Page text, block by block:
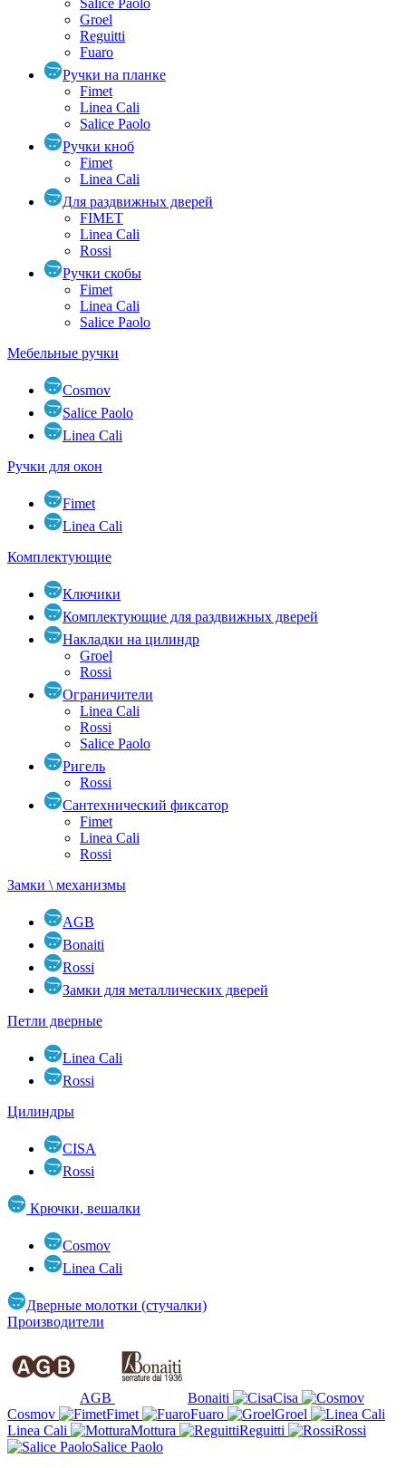
Groel
Reguitti
Fuaro
Ручки на планке
Fimet
Linea Cali
Salice Paolo
Ручки кноб
Fimet
Linea Cali
Для раздвижных дверей
FIMET
Linea Cali
Rossi
Ручки скобы
Fimet
Linea Cali
Salice Paolo
Мебельные ручки
Cosmov
Salice Paolo
Linea Cali
Ручки для окон
Fimet
Linea Cali
Комплектующие
Ключики
Комплектующие для раздвижных дверей
Накладки на цилиндр
Groel
Rossi
Ограничители
Linea Cali
Rossi
Salice Paolo
Ригель
Rossi
Сантехнический фиксатор
Fimet
Linea Cali
Rossi
Замки \ механизмы
AGB
Bonaiti
Rossi
Замки для металлических дверей
Петли дверные
Linea Cali
Rossi
Цилиндры
CISA
Rossi
Крючки, вешалки
Cosmov
Linea Cali
Дверные молотки (стучалки)
Производители
AGB Bonaiti
Cisa
Cosmov
Fimet Fuaro
Groel
Linea Cali
Mottura Reguitti
Rossi
Salice Paolo